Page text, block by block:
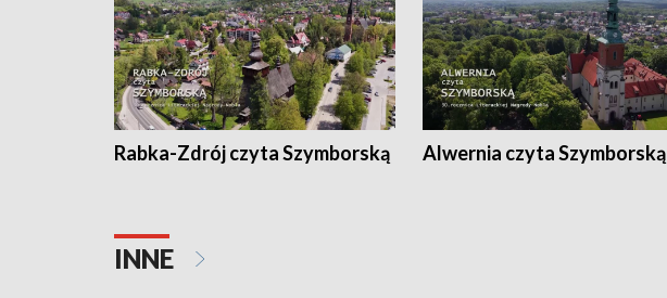
Rabka-Zdrój czyta Szymborską Alwernia czyta Szymborską
INNE